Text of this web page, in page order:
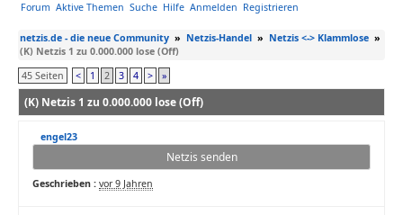
Forum Aktive Themen Suche Hilfe Anmelden Registrieren
netzis.de - die neue Community » Netzis-Handel » Netzis <-> Klammlose »
(K) Netzis 1 zu 0.000.000 lose (Off)
45 Seiten
< 1 2 3 4 > »
(K) Netzis 1 zu 0.000.000 lose (Off)
engel23
Netzis senden
Geschrieben : vor 9 Jahren